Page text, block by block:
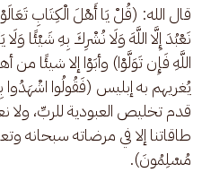
قال الله: (قُلْ يَا أَهْلَ الْكِتَابِ
نَعْبُدَ إِلَّا اللَّهَ وَلَا نُشْرِكَ بِهِ شَيْئًا
اللَّهِ فَإِن تَوَلَّوْا) وأبَوْا إلا شيئًا
يُغريهم به إبليس (فَقُولُوا
قدم تخليص العبودية للربِّ، ولا
طاقاتنا إلا في مرضاته سبحانه
مُسْلِمُونَ).